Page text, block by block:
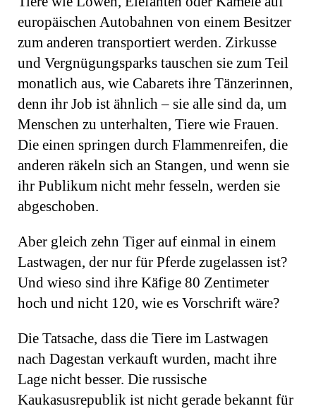
europäischen Autobahnen von einem Besitzer
zum anderen transportiert werden. Zirkusse
und Vergnügungsparks tauschen sie zum Teil
mo­natlich aus, wie Cabarets ihre Tänzerinnen,
denn ihr Job ist ähnlich – sie alle sind da, um
Menschen zu unterhalten, Tiere wie Frauen.
Die einen springen durch Flammenreifen, die
anderen räkeln sich an Stangen, und wenn sie
ihr Publikum nicht mehr fesseln, werden sie
abgeschoben.
Aber gleich zehn Tiger auf einmal in einem
Lastwagen, der nur für Pferde zugelassen ist?
Und wieso sind ihre Käfige 80 Zentimeter
hoch und nicht 120, wie es Vorschrift wäre?
Die Tatsache, dass die Tiere im Lastwagen
nach Dagestan verkauft wurden, macht ihre
Lage nicht besser. Die russische
Kaukasusrepublik ist nicht gerade bekannt für